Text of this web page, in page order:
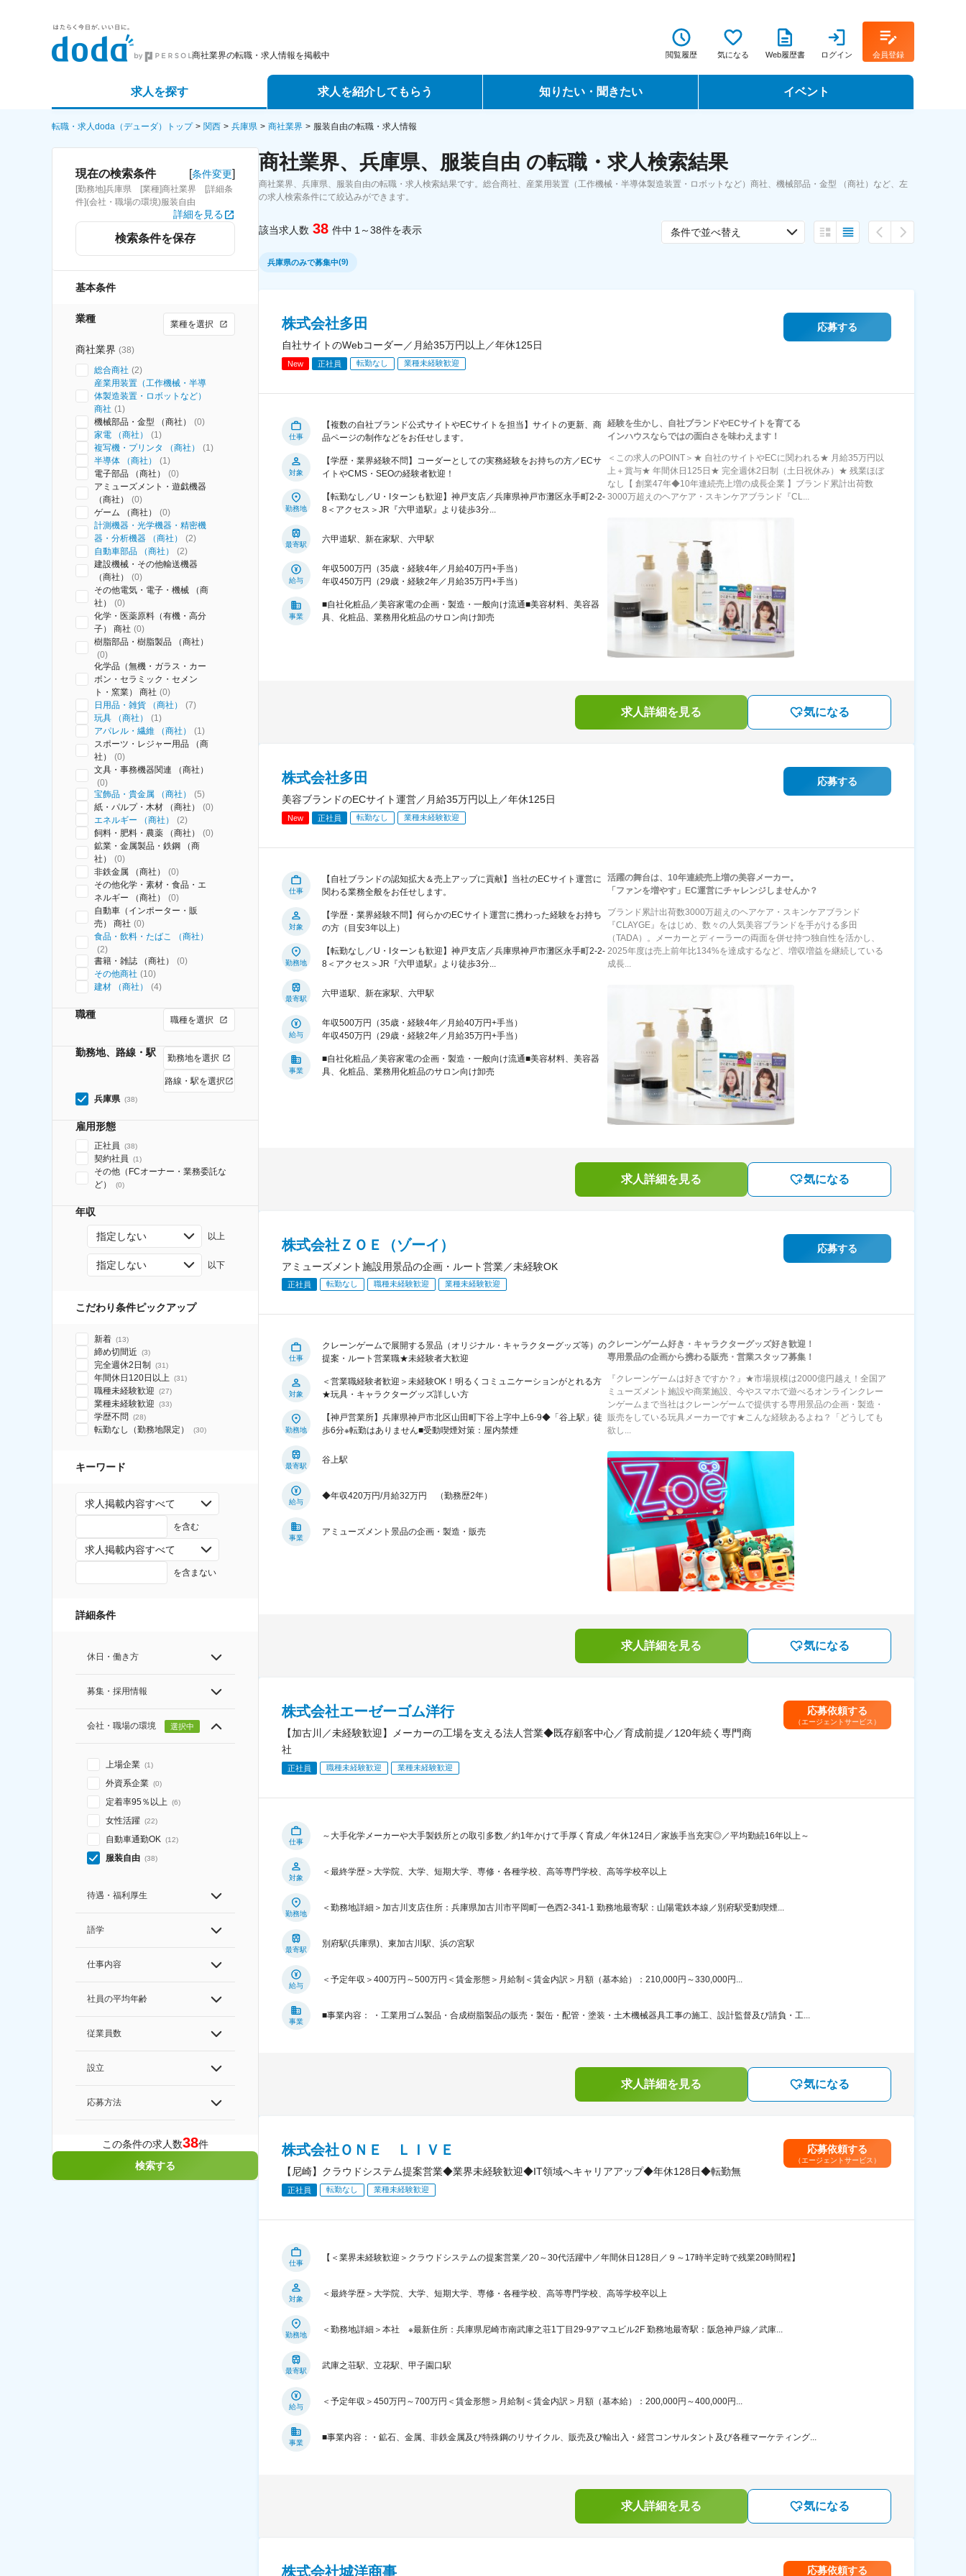
商社業界の転職・求人情報を掲載中 閲覧履歴 気になる Web履歴書 ログイン 会員登録
求人を探す
詳細条件から探す
求人特集から探す
求人を紹介してもらう
エージェントサービス
スカウトサービス
パートナーエージェントサービス
知りたい・聞きたい
データで見る転職
イベント
転職フェア
転職・求人doda（デューダ）トップ 関西 兵庫県 商社業界 服装自由の転職・求人情報
現在の検索条件 [条件変更]
[勤務地]兵庫県 [業種]商社業界 [詳細条
件](会社・職場の環境)服装自由
詳細を見る
検索条件を保存
基本条件
業種 業種を選択
商社業界 (38)
総合商社 (2)
産業用装置（工作機械・半導
体製造装置・ロボットなど）
商社 (1)
機械部品・金型 （商社）
(0)
家電 （商社）
(1)
複写機・プリンタ （商社）
(1)
半導体 （商社）
(1)
電子部品 （商社）
(0)
アミューズメント・遊戯機器
（商社）
(0)
ゲーム （商社）
(0)
計測機器・光学機器・精密機
器・分析機器 （商社）
(2)
自動車部品 （商社）
(2)
建設機械・その他輸送機器
（商社）
(0)
その他電気・電子・機械 （商
社）
(0)
化学・医薬原料（有機・高分
子） 商社 (0)
樹脂部品・樹脂製品 （商社）
(0)
化学品（無機・ガラス・カー
ボン・セラミック・セメン
ト・窯業） 商社 (0)
日用品・雑貨 （商社）
(7)
玩具 （商社）
(1)
アパレル・繊維 （商社）
(1)
スポーツ・レジャー用品 （商
社）
(0)
文具・事務機器関連 （商社）
(0)
宝飾品・貴金属 （商社）
(5)
紙・パルプ・木材 （商社）
(0)
エネルギー （商社）
(2)
飼料・肥料・農薬 （商社）
(0)
鉱業・金属製品・鉄鋼 （商
社）
(0)
非鉄金属 （商社）
(0)
その他化学・素材・食品・エ
ネルギー （商社）
(0)
自動車（インポーター・販
売） 商社 (0)
食品・飲料・たばこ （商社）
(2)
書籍・雑誌 （商社）
(0)
その他商社 (10)
建材 （商社）
(4)
職種 職種を選択
勤務地、路線・駅 勤務地を選択
路線・駅を選択
兵庫県 (38)
雇用形態
正社員 (38)
契約社員 (1)
その他（FCオーナー・業務委託な
ど）
(0)
年収
指定しない 以上
指定しない 以下
こだわり条件ピックアップ
新着 (13)
締め切間近 (3)
完全週休2日制 (31)
年間休日120日以上 (31)
職種未経験歓迎 (27)
業種未経験歓迎 (33)
学歴不問 (28)
転勤なし（勤務地限定） (30)
キーワード
求人掲載内容すべて
を含む
求人掲載内容すべて
を含まない
詳細条件
休日・働き方
募集・採用情報
会社・職場の環境 選択中
上場企業 (1)
外資系企業 (0)
定着率95％以上 (6)
女性活躍 (22)
自動車通勤OK (12)
服装自由 (38)
待遇・福利厚生
語学
仕事内容
社員の平均年齢
従業員数
設立
応募方法
この条件の求人数38件
検索する
商社業界、兵庫県、服装自由 の転職・求人検索結果
商社業界、兵庫県、服装自由の転職・求人検索結果です。総合商社、産業用装置（工作機械・半導体製造装置・ロボットなど）商社、機械部品・金型 （商社）など、左
の求人検索条件にて絞込みができます。
該当求人数 38 件中 1～38件を表示 条件で並べ替え
兵庫県のみで募集中(9)
株式会社多田
自社サイトのWebコーダー／月給35万円以上／年休125日
New 正社員 転勤なし 業種未経験歓迎
応募する
仕事
【複数の自社ブランド公式サイトやECサイトを担当】サイトの更新、商
品ページの制作などをお任せします。
対象
【学歴・業界経験不問】コーダーとしての実務経験をお持ちの方／ECサ
イトやCMS・SEOの経験者歓迎！
勤務地
【転勤なし／U・Iターンも歓迎】神戸支店／兵庫県神戸市灘区永手町2-2-
8＜アクセス＞JR『六甲道駅』より徒歩3分...
最寄駅
六甲道駅、新在家駅、六甲駅
給与
年収500万円（35歳・経験4年／月給40万円+手当）
年収450万円（29歳・経験2年／月給35万円+手当）
事業
■自社化粧品／美容家電の企画・製造・一般向け流通■美容材料、美容器
具、化粧品、業務用化粧品のサロン向け卸売
経験を生かし、自社ブランドやECサイトを育てる
インハウスならではの面白さを味わえます！
＜この求人のPOINT＞★ 自社のサイトやECに関われる★ 月給35万円以
上＋賞与★ 年間休日125日★ 完全週休2日制（土日祝休み）★ 残業ほぼ
なし【 創業47年◆10年連続売上増の成長企業 】ブランド累計出荷数
3000万超えのヘアケア・スキンケアブランド『CL...
求人詳細を見る 気になる
株式会社多田
美容ブランドのECサイト運営／月給35万円以上／年休125日
New 正社員 転勤なし 業種未経験歓迎
応募する
仕事
【自社ブランドの認知拡大＆売上アップに貢献】当社のECサイト運営に
関わる業務全般をお任せします。
対象
【学歴・業界経験不問】何らかのECサイト運営に携わった経験をお持ち
の方（目安3年以上）
勤務地
【転勤なし／U・Iターンも歓迎】神戸支店／兵庫県神戸市灘区永手町2-2-
8＜アクセス＞JR『六甲道駅』より徒歩3分...
最寄駅
六甲道駅、新在家駅、六甲駅
給与
年収500万円（35歳・経験4年／月給40万円+手当）
年収450万円（29歳・経験2年／月給35万円+手当）
事業
■自社化粧品／美容家電の企画・製造・一般向け流通■美容材料、美容器
具、化粧品、業務用化粧品のサロン向け卸売
活躍の舞台は、10年連続売上増の美容メーカー。
「ファンを増やす」EC運営にチャレンジしませんか？
ブランド累計出荷数3000万超えのヘアケア・スキンケアブランド
『CLAYGE』をはじめ、数々の人気美容ブランドを手がける多田
（TADA）。メーカーとディーラーの両面を併せ持つ独自性を活かし、
2025年度は売上前年比134%を達成するなど、増収増益を継続している
成長...
求人詳細を見る 気になる
株式会社ＺＯＥ（ゾーイ）
アミューズメント施設用景品の企画・ルート営業／未経験OK
正社員 転勤なし 職種未経験歓迎 業種未経験歓迎
応募する
仕事
クレーンゲームで展開する景品（オリジナル・キャラクターグッズ等）の
提案・ルート営業職★未経験者大歓迎
対象
＜営業職経験者歓迎＞未経験OK！明るくコミュニケーションがとれる方
★玩具・キャラクターグッズ詳しい方
勤務地
【神戸営業所】兵庫県神戸市北区山田町下谷上字中上6-9◆「谷上駅」徒
歩6分※転勤はありません■受動喫煙対策：屋内禁煙
最寄駅
谷上駅
給与
◆年収420万円/月給32万円 （勤務歴2年）
事業
アミューズメント景品の企画・製造・販売
クレーンゲーム好き・キャラクターグッズ好き歓迎！
専用景品の企画から携わる販売・営業スタッフ募集！
『クレーンゲームは好きですか？』★市場規模は2000億円越え！全国ア
ミューズメント施設や商業施設、今やスマホで遊べるオンラインクレー
ンゲームまで当社はクレーンゲームで提供する専用景品の企画・製造・
販売をしている玩具メーカーです★こんな経験あるよね？「どうしても
欲し...
求人詳細を見る 気になる
株式会社エーゼーゴム洋行
【加古川／未経験歓迎】メーカーの工場を支える法人営業◆既存顧客中心／育成前提／120年続く専門商
社
正社員 職種未経験歓迎 業種未経験歓迎
応募依頼する
（エージェントサービス）
仕事
～大手化学メーカーや大手製鉄所との取引多数／約1年かけて手厚く育成／年休124日／家族手当充実◎／平均勤続16年以上～
対象
＜最終学歴＞大学院、大学、短期大学、専修・各種学校、高等専門学校、高等学校卒以上
勤務地
＜勤務地詳細＞加古川支店住所：兵庫県加古川市平岡町一色西2-341-1 勤務地最寄駅：山陽電鉄本線／別府駅受動喫煙...
最寄駅
別府駅(兵庫県)、東加古川駅、浜の宮駅
給与
＜予定年収＞400万円～500万円＜賃金形態＞月給制＜賃金内訳＞月額（基本給）：210,000円～330,000円...
事業
■事業内容： ・工業用ゴム製品・合成樹脂製品の販売・製缶・配管・塗装・土木機械器具工事の施工、設計監督及び請負・工...
求人詳細を見る 気になる
株式会社ＯＮＥ ＬＩＶＥ
【尼崎】クラウドシステム提案営業◆業界未経験歓迎◆IT領域へキャリアアップ◆年休128日◆転勤無
正社員 転勤なし 業種未経験歓迎
応募依頼する
（エージェントサービス）
仕事
【＜業界未経験歓迎＞クラウドシステムの提案営業／20～30代活躍中／年間休日128日／９～17時半定時で残業20時間程】
対象
＜最終学歴＞大学院、大学、短期大学、専修・各種学校、高等専門学校、高等学校卒以上
勤務地
＜勤務地詳細＞本社 ※最新住所：兵庫県尼崎市南武庫之荘1丁目29-9アマユビル2F 勤務地最寄駅：阪急神戸線／武庫...
最寄駅
武庫之荘駅、立花駅、甲子園口駅
給与
＜予定年収＞450万円～700万円＜賃金形態＞月給制＜賃金内訳＞月額（基本給）：200,000円～400,000円...
事業
■事業内容：・鉱石、金属、非鉄金属及び特殊鋼のリサイクル、販売及び輸出入・経営コンサルタント及び各種マーケティング...
求人詳細を見る 気になる
株式会社城洋商事 応募依頼する